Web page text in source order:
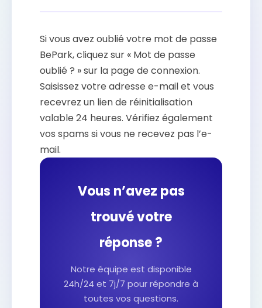
Si vous avez oublié votre mot de passe
BePark, cliquez sur « Mot de passe
oublié ? » sur la page de connexion.
Saisissez votre adresse e-mail et vous
recevrez un lien de réinitialisation
valable 24 heures. Vérifiez également
vos spams si vous ne recevez pas l’e-
mail.
Vous n’avez pas
trouvé votre
réponse ?
Notre équipe est disponible
24h/24 et 7j/7 pour répondre à
toutes vos questions.